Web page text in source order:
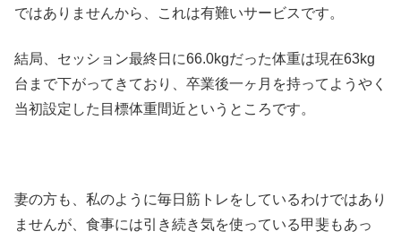
ではありませんから、これは有難いサービスです。
結局、セッション最終日に66.0kgだった体重は現在63kg
台まで下がってきており、卒業後一ヶ月を持ってようやく
当初設定した目標体重間近というところです。
妻の方も、私のように毎日筋トレをしているわけではあり
ませんが、食事には引き続き気を使っている甲斐もあっ